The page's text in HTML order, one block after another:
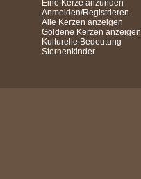
Eine Kerze anzünden
Anmelden/Registrieren
Alle Kerzen anzeigen
Goldene Kerzen anzeigen
Kulturelle Bedeutung
Sternenkinder